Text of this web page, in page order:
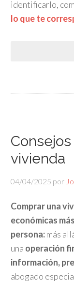
identificarlo,
lo que te
vivienda
04/04/2025 por
Comprar una
económicas
persona:más
una operación
información,
abogado